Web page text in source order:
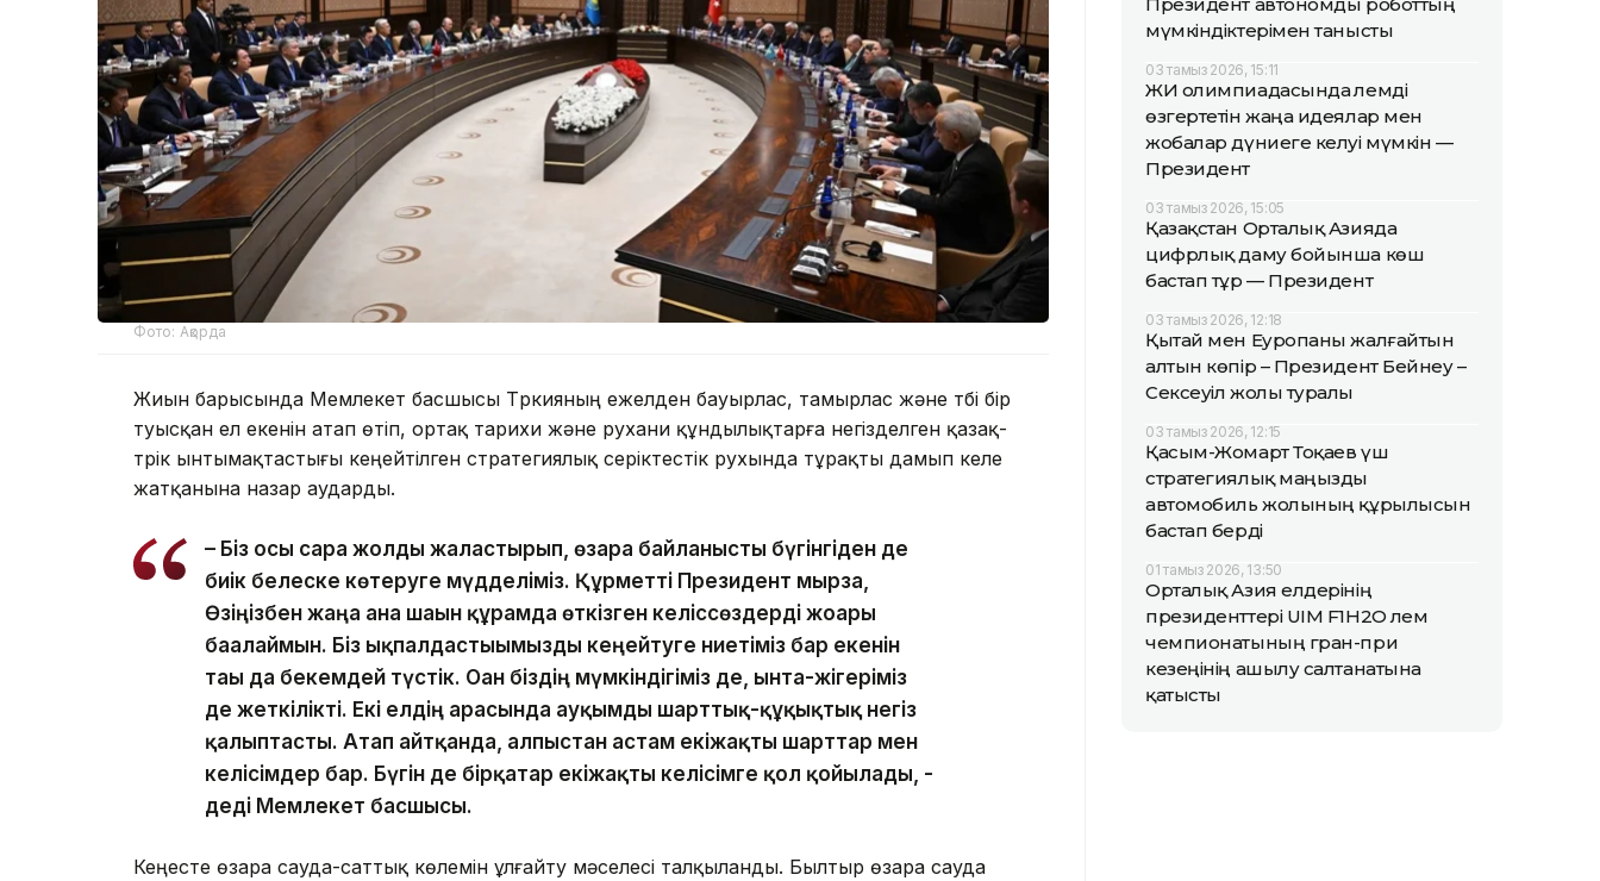
Фото: Ақорда
Жиын барысында Мемлекет басшысы Түркияның ежелден бауырлас, тамырлас және түбі бір
туысқан ел екенін атап өтіп, ортақ тарихи және рухани құндылықтарға негізделген қазақ-
түрік ынтымақтастығы кеңейтілген стратегиялық серіктестік рухында тұрақты дамып келе
жатқанына назар аударды.
– Біз осы сара жолды жалғастырып, өзара байланысты бүгінгіден де
биік белеске көтеруге мүдделіміз. Құрметті Президент мырза,
Өзіңізбен жаңа ғана шағын құрамда өткізген келіссөздерді жоғары
бағалаймын. Біз ықпалдастығымызды кеңейтуге ниетіміз бар екенін
тағы да бекемдей түстік. Оған біздің мүмкіндігіміз де, ынта-жігеріміз
де жеткілікті. Екі елдің арасында ауқымды шарттық-құқықтық негіз
қалыптасты. Атап айтқанда, алпыстан астам екіжақты шарттар мен
келісімдер бар. Бүгін де бірқатар екіжақты келісімге қол қойылады, -
деді Мемлекет басшысы.
Кеңесте өзара сауда-саттық көлемін ұлғайту мәселесі талқыланды. Былтыр өзара сауда
мүмкіндіктерімен танысты
03 тамыз 2026, 15:11
ЖИ олимпиадасында әлемді
өзгертетін жаңа идеялар мен
жобалар дүниеге келуі мүмкін —
Президент
03 тамыз 2026, 15:05
Қазақстан Орталық Азияда
цифрлық даму бойынша көш
бастап тұр — Президент
03 тамыз 2026, 12:18
Қытай мен Еуропаны жалғайтын
алтын көпір – Президент Бейнеу –
Сексеуіл жолы туралы
03 тамыз 2026, 12:15
Қасым-Жомарт Тоқаев үш
стратегиялық маңызды
автомобиль жолының құрылысын
бастап берді
01 тамыз 2026, 13:50
Орталық Азия елдерінің
президенттері UIM F1H2O әлем
чемпионатының гран-при
кезеңінің ашылу салтанатына
қатысты